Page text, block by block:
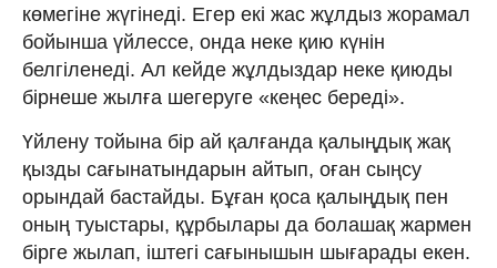
көмегіне жүгінеді. Егер екі жас жұлдыз жорамал
бойынша үйлессе, онда неке қию күнін
белгіленеді. Ал кейде жұлдыздар неке қиюды
бірнеше жылға шегеруге «кеңес береді».
Үйлену тойына бір ай қалғанда қалыңдық жақ
қызды сағынатындарын айтып, оған сыңсу
орындай бастайды. Бұған қоса қалыңдық пен
оның туыстары, құрбылары да болашақ жармен
бірге жылап, іштегі сағынышын шығарады екен.